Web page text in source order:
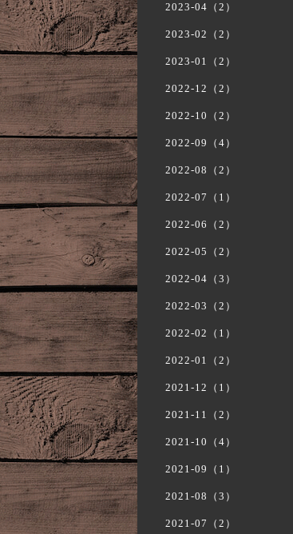
2023-04（2）
2023-02（2）
2023-01（2）
2022-12（2）
2022-10（2）
2022-09（4）
2022-08（2）
2022-07（1）
2022-06（2）
2022-05（2）
2022-04（3）
2022-03（2）
2022-02（1）
2022-01（2）
2021-12（1）
2021-11（2）
2021-10（4）
2021-09（1）
2021-08（3）
2021-07（2）